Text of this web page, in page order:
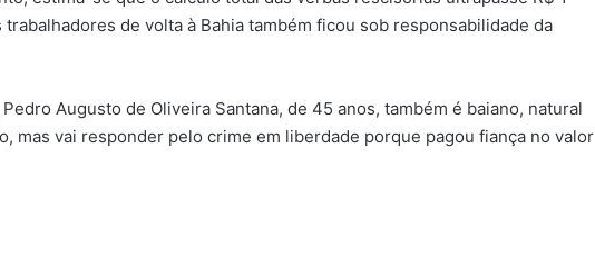
de volta à Bahia também ficou sob responsabilidade da
Augusto de Oliveira Santana, de 45 anos, também é baiano, natural
mas vai responder pelo crime em liberdade porque pagou fiança no valor